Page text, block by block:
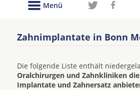
Menü
Zahnimplantate in Bonn
Die folgende Liste enthält
Oralchirurgen und Zahnkliniken
Implantate und Zahnersatz